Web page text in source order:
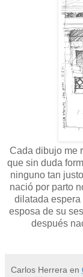
Cada dibujo me
que sin duda
ninguno tan
nació por parto
dilatada espera
esposa de su
después
Carlos Herrera en